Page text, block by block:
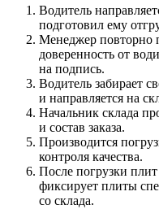
Водитель
подготовил ему
Менеджер повторно
доверенность от
на подпись.
Водитель забирает
и направляется на
Начальник склада
и состав заказа.
Производится
контроля качества.
После погрузки
фиксирует плиты
со склада.